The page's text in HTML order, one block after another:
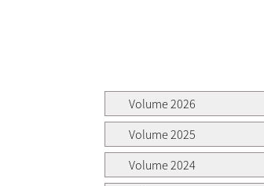
Volume 2026
Volume 2025
Volume 2024